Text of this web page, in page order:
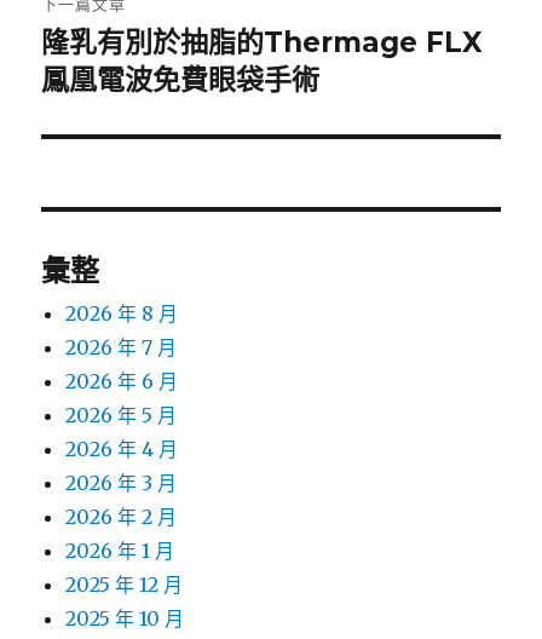
下
一
文
隆乳有別於抽脂的Thermage FLX
鳳凰電波免費眼袋手術
彙整
2026 年 8 月
2026 年 7 月
2026 年 6 月
2026 年 5 月
2026 年 4 月
2026 年 3 月
2026 年 2 月
2026 年 1 月
2025 年 12 月
2025 年 10 月